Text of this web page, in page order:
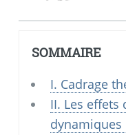
SOMMAIRE
I. Cadrage
II. Les effets
dynamiques